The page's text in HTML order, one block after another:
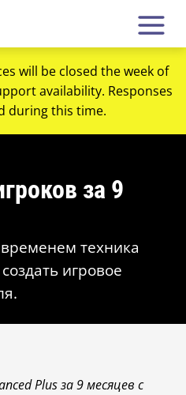
will be closed the week of
availability. Responses
during this time.
за 9
техника
игровое
Plus за 9 месяцев с